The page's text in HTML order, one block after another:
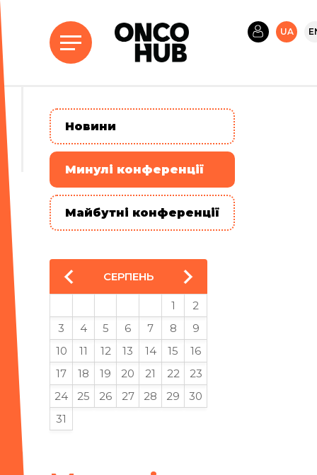
UA
Новини
Минулі конференції
Майбутні конференції
СЕРПЕНЬ
1
2
3
4 5 6 7 8
9
10
11 12 13 14 15
16
17
18 19 20 21 22
23
24
25 26 27 28 29
30
31